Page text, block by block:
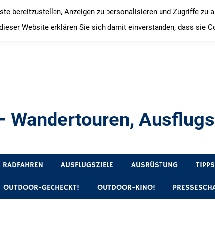
Wandertouren,
RADFAHREN AUSFLUGSZIELE AUSRÜSTUNG TIPPS
OUTDOOR-GECHECKT! OUTDOOR-KINO!
bereitzustellen, Anzeigen zu personalisieren und Zugriffe zu
Website erklären Sie sich damit einverstanden, dass sie